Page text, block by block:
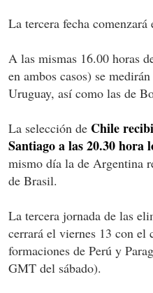
La tercera fecha
A las mismas 16.00 horas
en ambos casos) se
Uruguay, así como las de
La selección de Chile
Santiago a las 20.30 hora
mismo día la de Argentina
de Brasil.
La tercera jornada de las
cerrará el viernes 13 con el
formaciones de Perú y
GMT del sábado).